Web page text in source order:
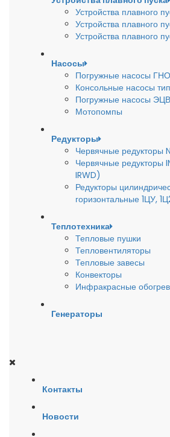
Устройства плавного
Устройства плавного
Устройства плавного
Насосы
Погружные насосы
Консольные насосы
Погружные насосы ЭЦВ
Мотопомпы
Редукторы
Червячные редукторы
Червячные редукторы
IRWD)
Редукторы
горизонтальные 1ЦУ,
Теплотехника
Тепловые пушки
Тепловентиляторы
Тепловые завесы
Конвекторы
Инфракрасные
Генераторы
Контакты
Новости